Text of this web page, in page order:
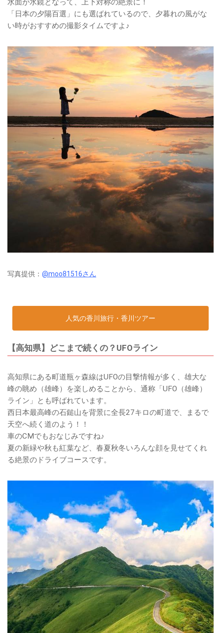
「日本の夕陽百選」にも選ばれているので、夕暮れの風がな
い時がおすすめの撮影タイムですよ♪
写真提供： @moo81516さん
人気の香川旅行・香川ツアー
【高知県】どこまで続くの？UFOライン
高知県にある町道瓶ヶ森線はUFOの目撃情報が多く、雄大な
峰の眺め（雄峰）を楽しめることから、通称「UFO（雄峰）
ライン」とも呼ばれています。
西日本最高峰の石鎚山を背景に全長27キロの町道で、まるで
天空へ続く道のよう！！
車のCMでもおなじみですね♪
夏の新緑や秋も紅葉など、春夏秋冬いろんな顔を見せてくれ
る絶景のドライブコースです。